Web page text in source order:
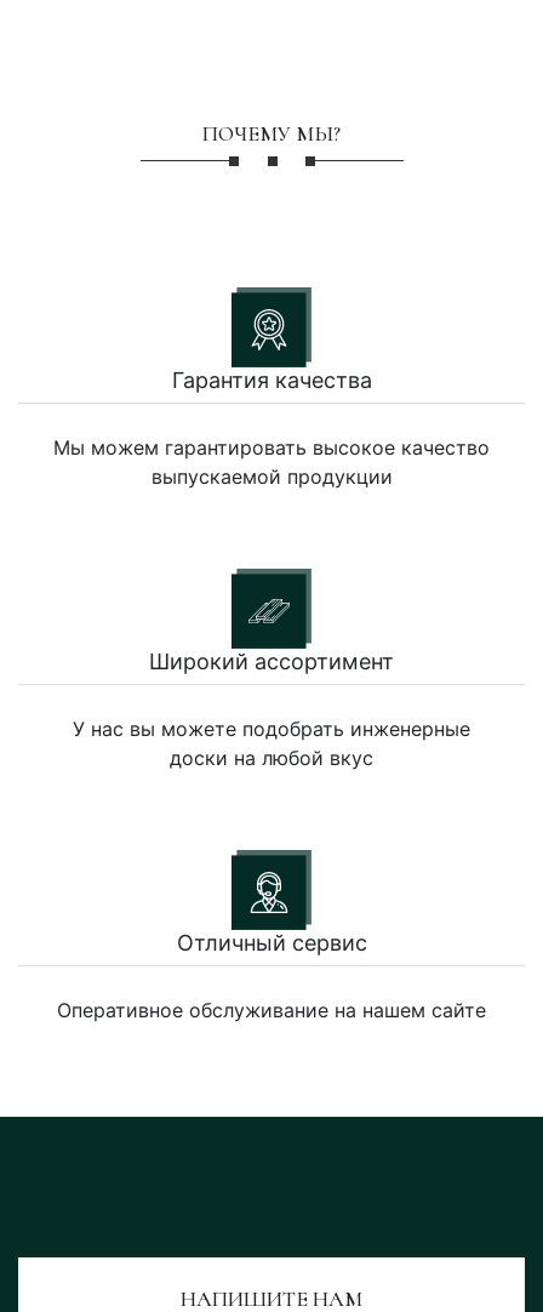
ПОЧЕМУ МЫ?
Гарантия качества
Мы можем гарантировать высокое качество
выпускаемой продукции
Широкий ассортимент
У нас вы можете подобрать инженерные
доски на любой вкус
Отличный сервис
Оперативное обслуживание на нашем сайте
НАПИШИТЕ НАМ